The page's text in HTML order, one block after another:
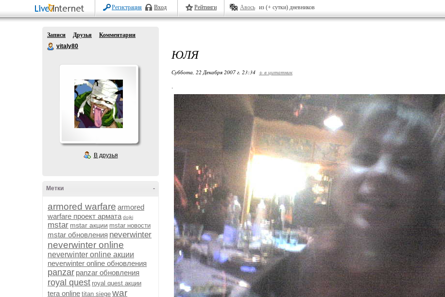
Регистрация Вход Рейтинги Авось из (+ сутки) дневников
Записи Друзья
Комментарии
vitaly80
В друзья
-
Метки
armored warfare armored
warfare проект армата dojki
mstar mstar акции mstar новости
mstar обновления neverwinter
neverwinter online
neverwinter online акции
neverwinter online обновления
panzar panzar обновления
royal quest royal quest акции
tera online titan siege war
ЮЛЯ
Суббота, 22 Декабря 2007 г. 23:34 + в цитатник
.